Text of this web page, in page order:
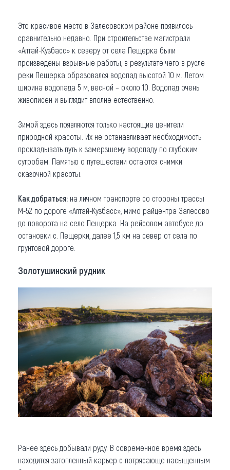
Это красивое место в Залесовском районе появилось
сравнительно недавно. При строительстве магистрали
«Алтай-Кузбасс» к северу от села Пещерка были
произведены взрывные работы, в результате чего в русле
реки Пещерка образовался водопад высотой 10 м. Летом
ширина водопада 5 м, весной – около 10. Водопад очень
живописен и выглядит вполне естественно.
Зимой здесь появляются только настоящие ценители
природной красоты. Их не останавливает необходимость
прокладывать путь к замерзшему водопаду по глубоким
сугробам. Памятью о путешествии остаются снимки
сказочной красоты.
Как добраться: на личном транспорте со стороны трассы
М-52 по дороге «Алтай-Кузбасс», мимо райцентра Залесово
до поворота на село Пещерка. На рейсовом автобусе до
остановки с. Пещерки, далее 1,5 км на север от села по
грунтовой дороге.
Золотушинский рудник
Ранее здесь добывали руду. В современное время здесь
находится затопленный карьер с потрясающе насыщенным